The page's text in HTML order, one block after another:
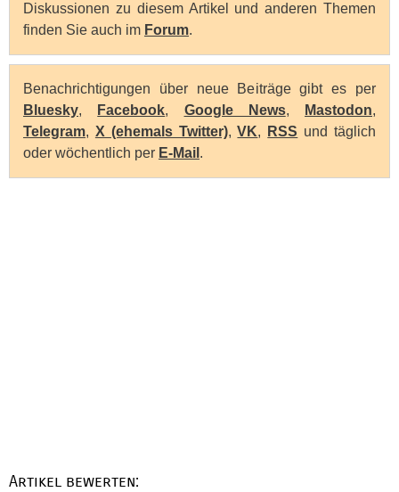
Diskussionen zu diesem Artikel und anderen Themen
finden Sie auch im Forum.
Benachrichtigungen über neue Beiträge gibt es per
Bluesky, Facebook, Google News, Mastodon,
Telegram, X (ehemals Twitter),VK, RSS und täglich
oder wöchentlich per E-Mail .
Artikel bewerten: